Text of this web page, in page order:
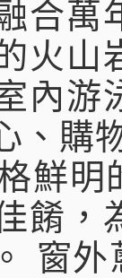
合萬
火山
內游
、購
鮮明
餚，
窗